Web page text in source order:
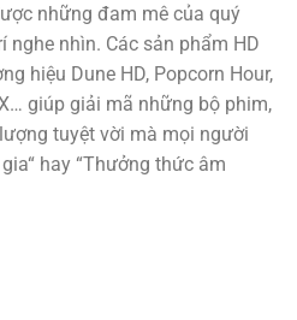
những đam mê của quý
nhìn. Các sản phẩm HD
hiệu Dune HD, Popcorn Hour,
giúp giải mã những bộ phim,
tuyệt vời mà mọi người
hay “Thưởng thức âm